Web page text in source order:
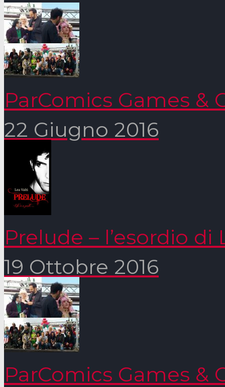
ParComics Games &
22 Giugno 2016
Prelude – l’esordio di
19 Ottobre 2016
ParComics Games &